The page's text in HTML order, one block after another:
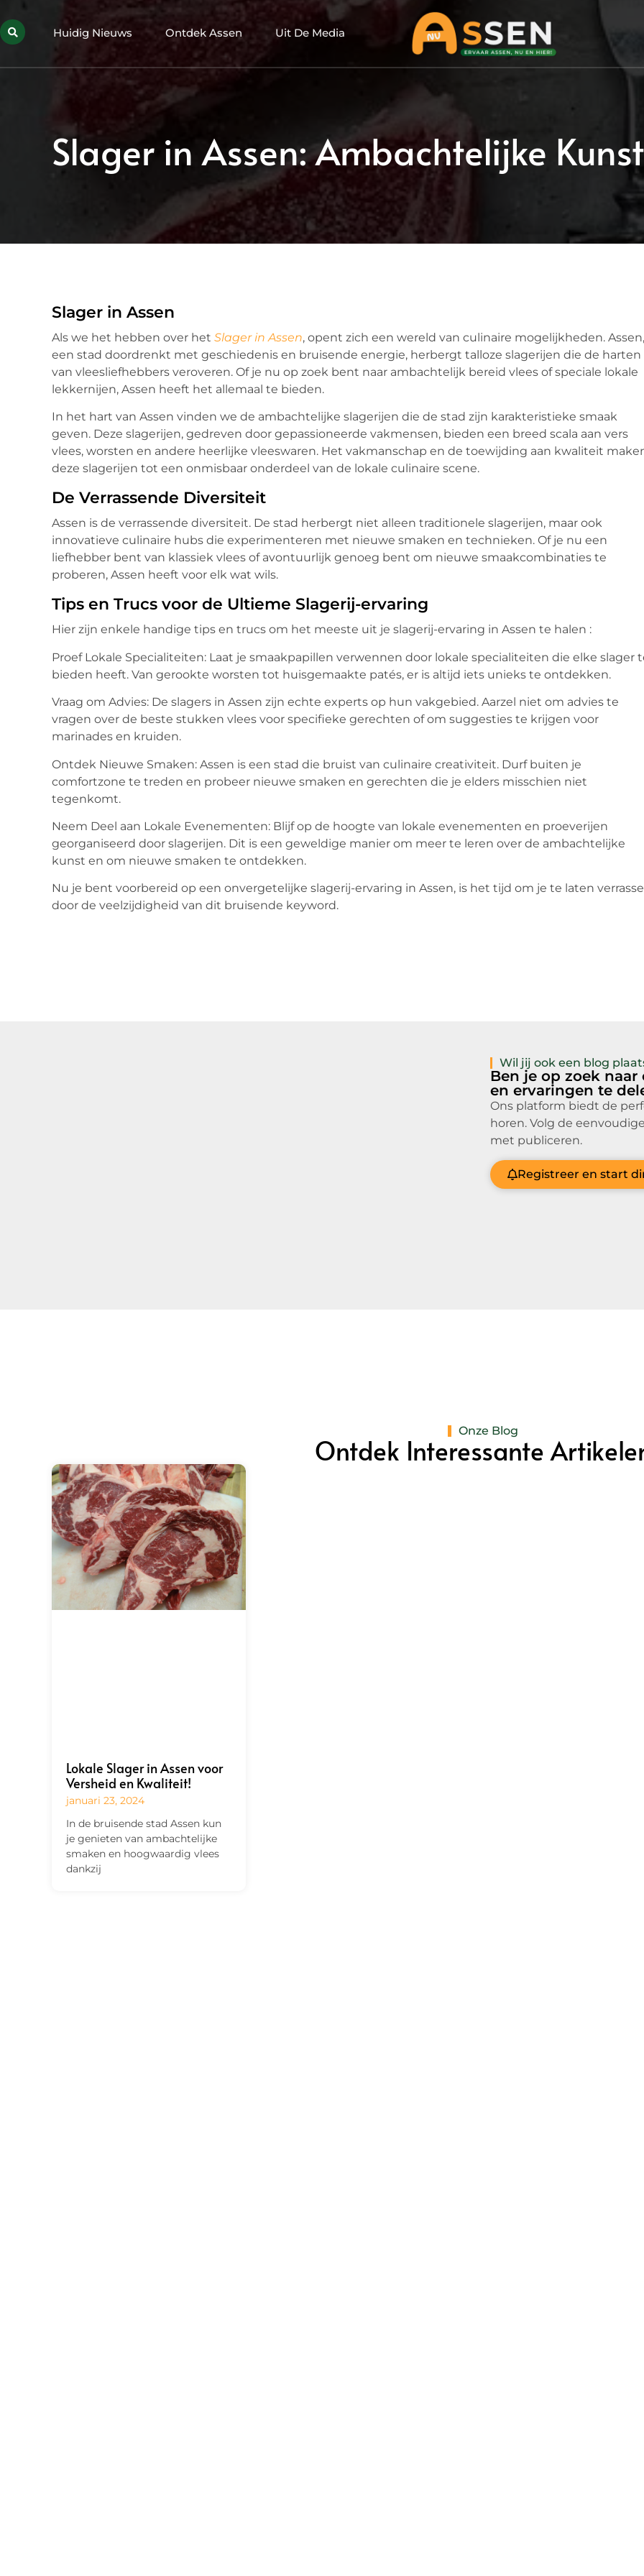
Huidig Nieuws Ontdek Assen Uit De Media
Slager in Assen: Ambachtelijke
Slager in Assen
Als we het hebben over het Slager in Assen, opent zich een wereld van culinaire mogelijkheden. Assen,
een stad doordrenkt met geschiedenis en bruisende energie, herbergt talloze slagerijen die de harten
van vleesliefhebbers veroveren. Of je nu op zoek bent naar ambachtelijk bereid vlees of speciale lokale
lekkernijen, Assen heeft het allemaal te bieden.
In het hart van Assen vinden we de ambachtelijke slagerijen die de stad zijn karakteristieke smaak
geven. Deze slagerijen, gedreven door gepassioneerde vakmensen, bieden een breed scala aan vers
vlees, worsten en andere heerlijke vleeswaren. Het vakmanschap en de toewijding aan kwaliteit
deze slagerijen tot een onmisbaar onderdeel van de lokale culinaire scene.
De Verrassende Diversiteit
Assen is de verrassende diversiteit. De stad herbergt niet alleen traditionele slagerijen, maar ook
innovatieve culinaire hubs die experimenteren met nieuwe smaken en technieken. Of je nu een
liefhebber bent van klassiek vlees of avontuurlijk genoeg bent om nieuwe smaakcombinaties te
proberen, Assen heeft voor elk wat wils.
Tips en Trucs voor de Ultieme Slagerij-ervaring
Hier zijn enkele handige tips en trucs om het meeste uit je slagerij-ervaring in Assen te halen :
Proef Lokale Specialiteiten: Laat je smaakpapillen verwennen door lokale specialiteiten die elke slager
bieden heeft. Van gerookte worsten tot huisgemaakte patés, er is altijd iets unieks te ontdekken.
Vraag om Advies: De slagers in Assen zijn echte experts op hun vakgebied. Aarzel niet om advies te
vragen over de beste stukken vlees voor specifieke gerechten of om suggesties te krijgen voor
marinades en kruiden.
Ontdek Nieuwe Smaken: Assen is een stad die bruist van culinaire creativiteit. Durf buiten je
comfortzone te treden en probeer nieuwe smaken en gerechten die je elders misschien niet
tegenkomt.
Neem Deel aan Lokale Evenementen: Blijf op de hoogte van lokale evenementen en proeverijen
georganiseerd door slagerijen. Dit is een geweldige manier om meer te leren over de ambachtelijke
kunst en om nieuwe smaken te ontdekken.
Nu je bent voorbereid op een onvergetelijke slagerij-ervaring in Assen, is het tijd om je te laten
door de veelzijdigheid van dit bruisende keyword.
Wil jij ook een blog
Ben je op zoek
en ervaringen te
Ons platform biedt de
horen. Volg de
met publiceren.
Registreer en start
Onze Blog
Ontdek Interessante
Lokale Slager in Assen voor
Versheid en Kwaliteit!
januari 23, 2024
In de bruisende stad Assen kun
je genieten van ambachtelijke
smaken en hoogwaardig vlees
dankzij